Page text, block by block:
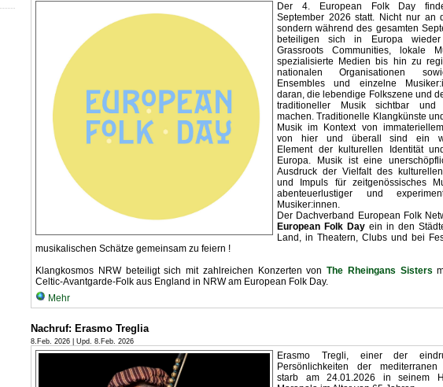
Der 4. European Folk Day
September 2026 statt. Nicht nur an
sondern während des gesamten
beteiligen sich in Europa wieder
Grassroots Communities, lokale
spezialisierte Medien bis hin zu
nationalen Organisationen
Ensembles und einzelne
daran, die lebendige Folkszene und
traditioneller Musik sichtbar
machen. Traditionelle Klangkünste
Musik im Kontext von
von hier und überall sind ein
Element der kulturellen Identität
Europa. Musik ist eine
Ausdruck der Vielfalt des
und Impuls für zeitgenössisches
abenteuerlustiger und
Musiker:innen.
Der Dachverband European Folk
European Folk Day ein in den
Land, in Theatern, Clubs und bei
musikalischen Schätze gemeinsam zu feiern !
Klangkosmos NRW beteiligt sich mit zahlreichen Konzerten von The Rheingans Sisters
Celtic-Avantgarde-Folk aus England in NRW am European Folk Day.
Mehr
Nachruf: Erasmo Treglia
8.Feb. 2026 | Upd. 8.Feb. 2026
Erasmo Tregli, einer der
Persönlichkeiten der mediterranen
starb am 24.01.2026 in seinem